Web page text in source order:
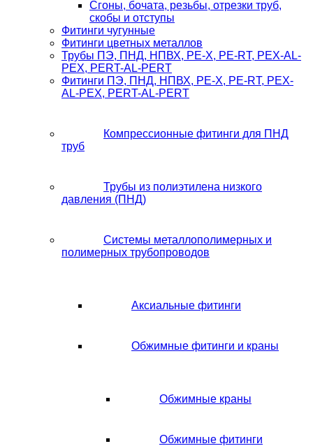
Сгоны, бочата, резьбы, отрезки труб,
скобы и отступы
Фитинги чугунные
Фитинги цветных металлов
Трубы ПЭ, ПНД, НПВХ, PE-X, PE-RT, PEX-AL-
PEX, PERT-AL-PERT
Фитинги ПЭ, ПНД, НПВХ, PE-X, PE-RT, PEX-
AL-PEX, PERT-AL-PERT
Компрессионные фитинги для ПНД
труб
Трубы из полиэтилена низкого
давления (ПНД)
Системы металлополимерных и
полимерных трубопроводов
Аксиальные фитинги
Обжимные фитинги и краны
Обжимные краны
Обжимные фитинги